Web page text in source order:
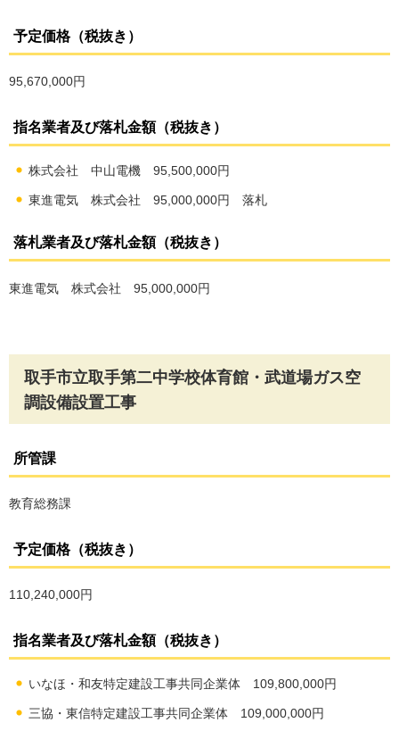
予定価格（税抜き）
95,670,000円
指名業者及び落札金額（税抜き）
株式会社 中山電機 95,500,000円
東進電気 株式会社 95,000,000円 落札
落札業者及び落札金額（税抜き）
東進電気 株式会社 95,000,000円
取手市立取手第二中学校体育館・武道場ガス空
調設備設置工事
所管課
教育総務課
予定価格（税抜き）
110,240,000円
指名業者及び落札金額（税抜き）
いなほ・和友特定建設工事共同企業体 109,800,000円
三協・東信特定建設工事共同企業体 109,000,000円